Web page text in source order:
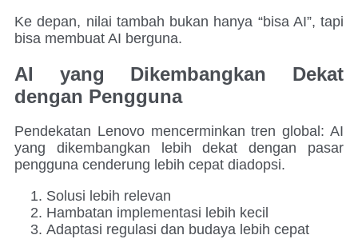
Ke depan, nilai tambah bukan hanya “bisa AI”, tapi
bisa membuat AI berguna.
AI yang Dikembangkan Dekat
dengan Pengguna
Pendekatan Lenovo mencerminkan tren global: AI
yang dikembangkan lebih dekat dengan pasar
pengguna cenderung lebih cepat diadopsi.
Solusi lebih relevan
Hambatan implementasi lebih kecil
Adaptasi regulasi dan budaya lebih cepat